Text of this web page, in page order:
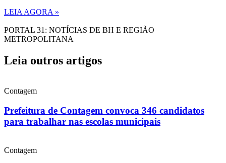
LEIA AGORA »
PORTAL 31: NOTÍCIAS DE BH E REGIÃO
METROPOLITANA
Leia outros artigos
Contagem
Prefeitura de Contagem convoca 346 candidatos
para trabalhar nas escolas municipais
Contagem